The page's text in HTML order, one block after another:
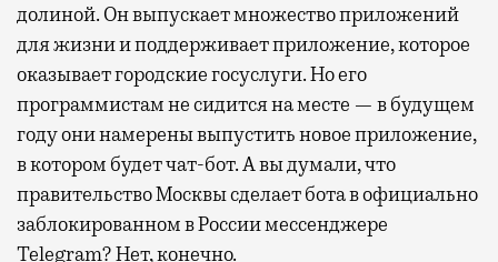
долиной. Он выпускает множество приложений
для жизни и поддерживает приложение, которое
оказывает городские госуслуги. Но его
программистам не сидится на месте — в будущем
году они намерены выпустить новое приложение,
в котором будет чат-бот. А вы думали, что
правительство Москвы сделает бота в официально
заблокированном в России мессенджере
Telegram? Нет, конечно.